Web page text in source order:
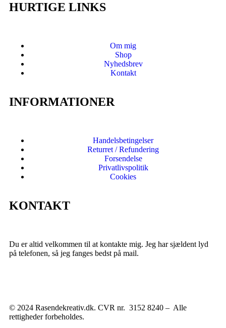
HURTIGE LINKS
Om mig
Shop
Nyhedsbrev
Kontakt
INFORMATIONER
Handelsbetingelser
Returret / Refundering
Forsendelse
Privatlivspolitik
Cookies
KONTAKT
Du er altid velkommen til at kontakte mig. Jeg har sjældent lyd
på telefonen, så jeg fanges bedst på mail.
© 2024 Rasendekreativ.dk. CVR nr. 3152 8240 – Alle
rettigheder forbeholdes.